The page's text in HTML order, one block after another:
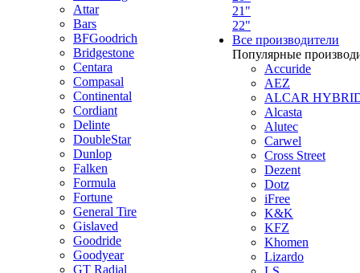
Attar
Bars
BFGoodrich
Bridgestone
Centara
Compasal
Continental
Cordiant
Delinte
DoubleStar
Dunlop
Falken
Formula
Fortune
General Tire
Gislaved
Goodride
Goodyear
GT Radial
21"
22"
Все производители
Популярные
Accuride
AEZ
ALCAR
Alcasta
Alutec
Carwel
Cross Street
Dezent
Dotz
iFree
K&K
KFZ
Khomen
Lizardo